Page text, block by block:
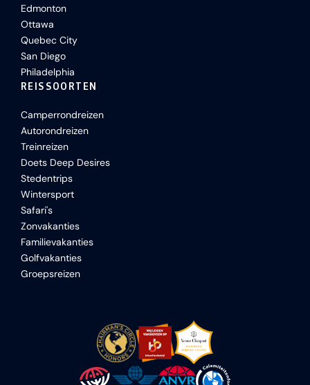
Edmonton
Ottawa
Quebec City
San Diego
Philadelphia
REISSOORTEN
Camperrondreizen
Autorondreizen
Treinreizen
Doets Deep Desires
Stedentrips
Wintersport
Safari's
Zonvakanties
Familievakanties
Golfvakanties
Groepsreizen